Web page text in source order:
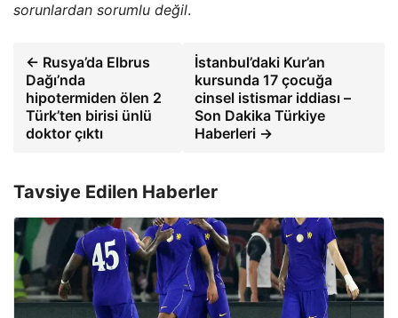
sorunlardan sorumlu değil.
← Rusya’da Elbrus
Dağı’nda
hipotermiden ölen 2
Türk’ten birisi ünlü
doktor çıktı
İstanbul’daki Kur’an
kursunda 17 çocuğa
cinsel istismar iddiası –
Son Dakika Türkiye
Haberleri →
Tavsiye Edilen Haberler